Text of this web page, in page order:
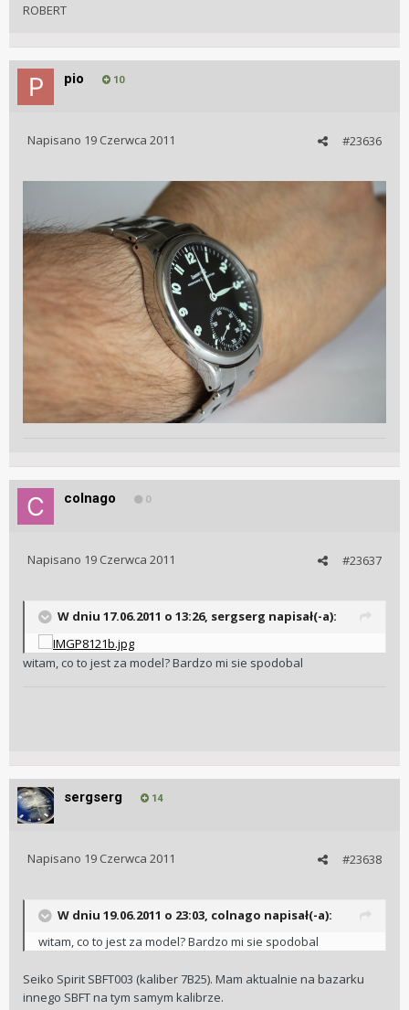
ROBERT
pio 10
#23636
Napisano 19 Czerwca 2011
colnago 0
#23637
Napisano 19 Czerwca 2011
W dniu 17.06.2011 o 13:26, sergserg napisał(-a):
witam, co to jest za model? Bardzo mi sie spodobal
sergserg 14
#23638
Napisano 19 Czerwca 2011
W dniu 19.06.2011 o 23:03, colnago napisał(-a):
witam, co to jest za model? Bardzo mi sie spodobal
Seiko Spirit SBFT003 (kaliber 7B25). Mam aktualnie na bazarku
innego SBFT na tym samym kalibrze.